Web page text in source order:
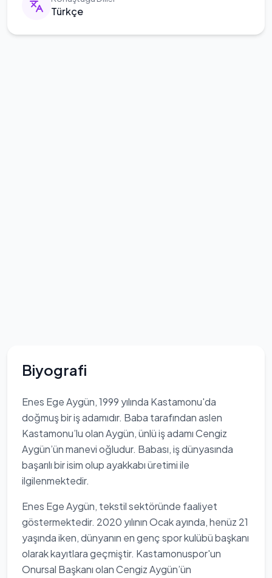
Türkçe
Biyografi
Enes Ege Aygün, 1999 yılında Kastamonu'da
doğmuş bir iş adamıdır. Baba tarafından aslen
Kastamonu’lu olan Aygün, ünlü iş adamı Cengiz
Aygün’ün manevi oğludur. Babası, iş dünyasında
başarılı bir isim olup ayakkabı üretimi ile
ilgilenmektedir.
Enes Ege Aygün, tekstil sektöründe faaliyet
göstermektedir. 2020 yılının Ocak ayında, henüz 21
yaşında iken, dünyanın en genç spor kulübü başkanı
olarak kayıtlara geçmiştir. Kastamonuspor'un
Onursal Başkanı olan Cengiz Aygün’ün